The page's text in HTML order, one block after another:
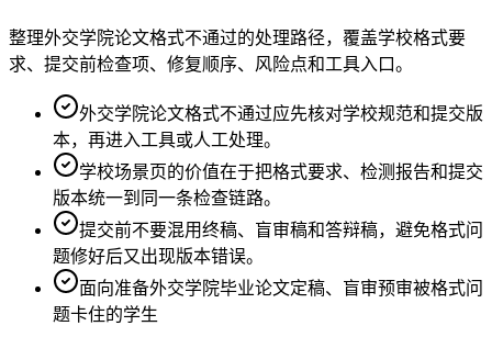
整理外交学院论文格式不通过的处理路径，覆盖学校格式要
求、提交前检查项、修复顺序、风险点和工具入口。
外交学院论文格式不通过应先核对学校规范和提交版
本，再进入工具或人工处理。
学校场景页的价值在于把格式要求、检测报告和提交
版本统一到同一条检查链路。
提交前不要混用终稿、盲审稿和答辩稿，避免格式问
题修好后又出现版本错误。
面向准备外交学院毕业论文定稿、盲审预审被格式问
题卡住的学生